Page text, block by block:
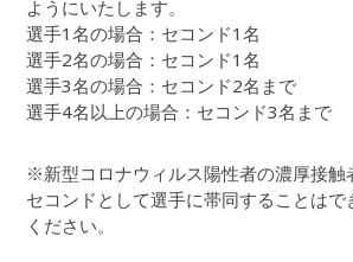
ようにいたします。
選手1名の場合：セコンド1名
選手2名の場合：セコンド1名
選手3名の場合：セコンド2名まで
選手4名以上の場合：セコンド3名まで
※新型コロナウィルス陽性者の濃厚接触
セコンドとして選手に帯同することは
ください。